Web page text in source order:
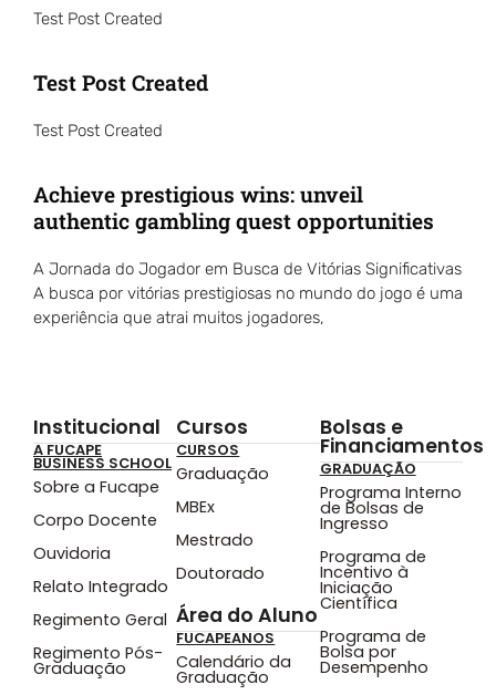
Test Post Created
Test Post Created
Test Post Created
Achieve prestigious wins: unveil
authentic gambling quest opportunities
A Jornada do Jogador em Busca de Vitórias Significativas
A busca por vitórias prestigiosas no mundo do jogo é uma
experiência que atrai muitos jogadores,
Institucional
A FUCAPE
BUSINESS SCHOOL
Sobre a Fucape
Corpo Docente
Ouvidoria
Relato Integrado
Regimento Geral
Regimento Pós-
Graduação
Cursos
CURSOS
Graduação
MBEx
Mestrado
Doutorado
Área do Aluno
FUCAPEANOS
Calendário da
Graduação
Bolsas e
Financiamentos
GRADUAÇÃO
Programa Interno
de Bolsas de
Ingresso
Programa de
Incentivo à
Iniciação
Científica
Programa de
Bolsa por
Desempenho